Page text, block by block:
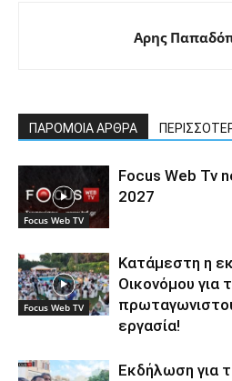
Αρης
ΠΑΡΟΜΟΙΑ ΑΡΘΡΑ
Focus Web TV
Focus Web Tv
2027
Focus Web TV
Κατάμεστη η
Οικονόμου για
εργασία!
Εκδήλωση για